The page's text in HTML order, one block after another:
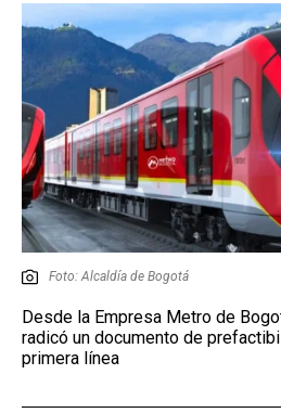
EMISIÓN 11:30 PM
Foto: Alcaldía de Bogotá
Desde la Empresa Metro de
radicó un documento de
primera línea